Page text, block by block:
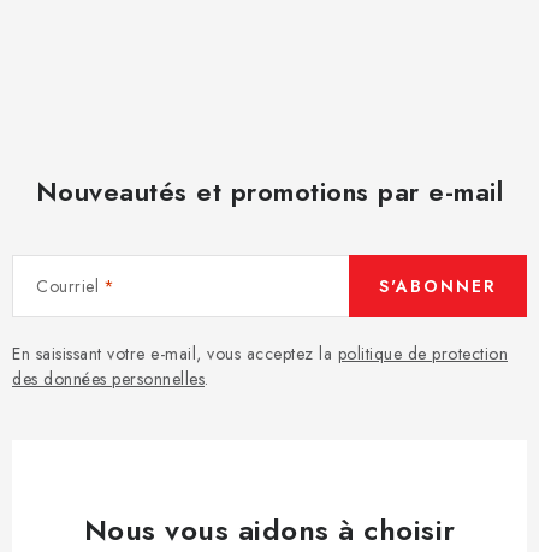
Nouveautés et promotions par e-mail
Courriel
En saisissant votre e-mail, vous acceptez la politique de protection
des données personnelles.
S'ABONNER
Nous vous aidons à choisir